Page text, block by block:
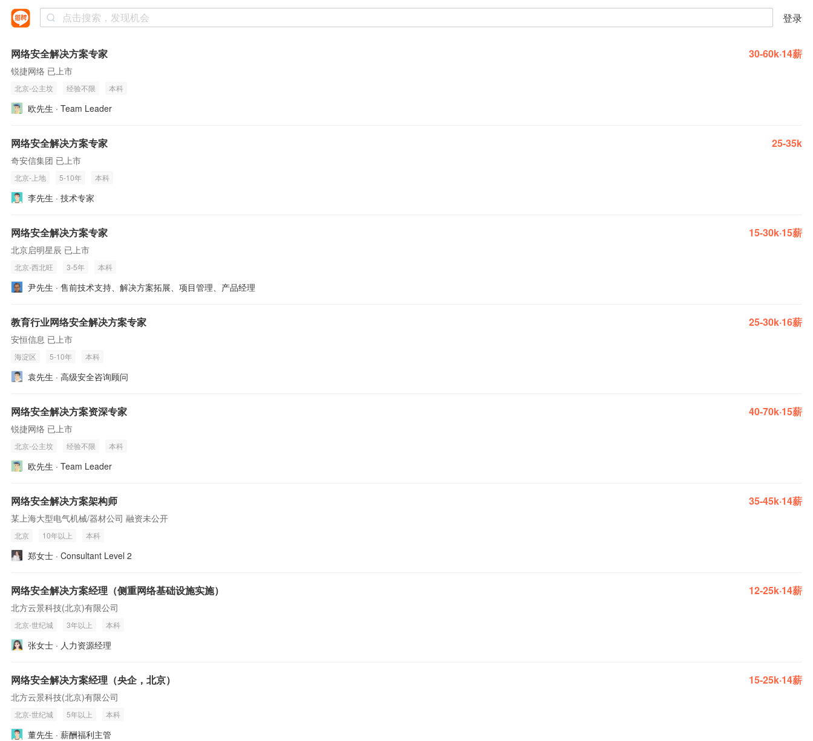
登录
网络安全解决方案专家 30-60k·14薪
锐捷网络 已上市
北京-公主坟 经验不限 本科
欧先生 · Team Leader
网络安全解决方案专家 25-35k
奇安信集团 已上市
北京-上地 5-10年 本科
李先生 · 技术专家
网络安全解决方案专家 15-30k·15薪
北京启明星辰 已上市
北京-西北旺 3-5年 本科
尹先生 · 售前技术支持、解决方案拓展、项目管理、产品经理
教育行业网络安全解决方案专家 25-30k·16薪
安恒信息 已上市
海淀区 5-10年 本科
袁先生 · 高级安全咨询顾问
网络安全解决方案资深专家 40-70k·15薪
锐捷网络 已上市
北京-公主坟 经验不限 本科
欧先生 · Team Leader
网络安全解决方案架构师 35-45k·14薪
某上海大型电气机械/器材公司 融资未公开
北京 10年以上 本科
郑女士 · Consultant Level 2
网络安全解决方案经理（侧重网络基础设施实施） 12-25k·14薪
北方云景科技(北京)有限公司
北京-世纪城 3年以上 本科
张女士 · 人力资源经理
网络安全解决方案经理（央企，北京） 15-25k·14薪
北方云景科技(北京)有限公司
北京-世纪城 5年以上 本科
董先生 · 薪酬福利主管